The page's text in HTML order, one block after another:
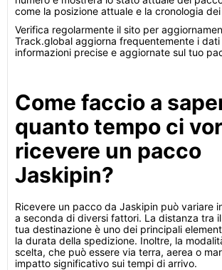
come la posizione attuale e la cronologia
Verifica regolarmente il sito per
Track.global aggiorna frequentemente i
informazioni precise e aggiornate sul tuo
Come faccio a
quanto tempo ci
ricevere un pacco
Jaskipin?
Ricevere un pacco da Jaskipin può variare
a seconda di diversi fattori. La distanza tra
tua destinazione è uno dei principali
la durata della spedizione. Inoltre, la
scelta, che può essere via terra, aerea o
impatto significativo sui tempi di arrivo.